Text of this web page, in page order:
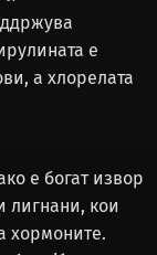
е
а хлорелата
е богат извор
лигнани, кои
хормоните.